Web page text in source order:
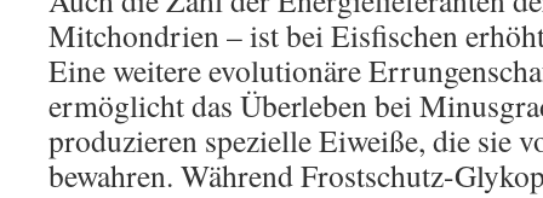
Mitchondrien – ist bei Eisfischen
Eine weitere evolutionäre
ermöglicht das Überleben bei
produzieren spezielle Eiweiße, die sie
bewahren. Während Frostschutz-